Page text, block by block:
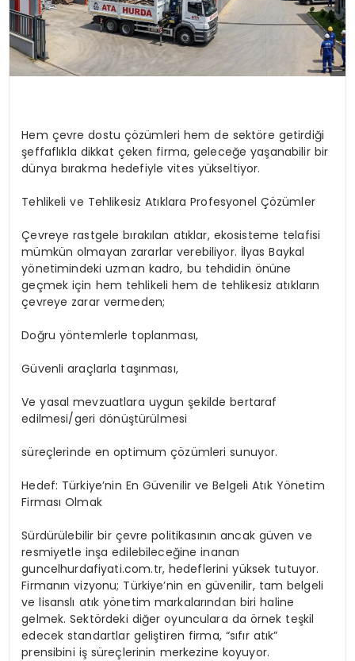
Hem çevre dostu çözümleri hem de sektöre getirdiği
şeffaflıkla dikkat çeken firma, geleceğe yaşanabilir bir
dünya bırakma hedefiyle vites yükseltiyor.
Tehlikeli ve Tehlikesiz Atıklara Profesyonel Çözümler
Çevreye rastgele bırakılan atıklar, ekosisteme telafisi
mümkün olmayan zararlar verebiliyor. İlyas Baykal
yönetimindeki uzman kadro, bu tehdidin önüne
geçmek için hem tehlikeli hem de tehlikesiz atıkların
çevreye zarar vermeden;
Doğru yöntemlerle toplanması,
Güvenli araçlarla taşınması,
Ve yasal mevzuatlara uygun şekilde bertaraf
edilmesi/geri dönüştürülmesi
süreçlerinde en optimum çözümleri sunuyor.
Hedef: Türkiye’nin En Güvenilir ve Belgeli Atık Yönetim
Firması Olmak
Sürdürülebilir bir çevre politikasının ancak güven ve
resmiyetle inşa edilebileceğine inanan
guncelhurdafiyati.com.tr, hedeflerini yüksek tutuyor.
Firmanın vizyonu; Türkiye’nin en güvenilir, tam belgeli
ve lisanslı atık yönetim markalarından biri haline
gelmek. Sektördeki diğer oyunculara da örnek teşkil
edecek standartlar geliştiren firma, “sıfır atık”
prensibini iş süreçlerinin merkezine koyuyor.